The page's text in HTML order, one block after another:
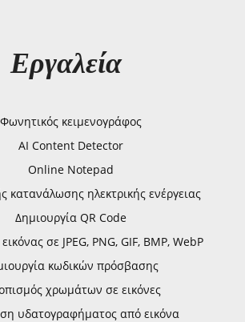
Εργαλεία
Φωνητικός κειμενογράφος
AI Content Detector
Online Notepad
κατανάλωσης ηλεκτρικής ενέργειας
Δημιουργία QR Code
σε JPEG, PNG, GIF, BMP, WebP
κωδικών πρόσβασης
χρωμάτων σε εικόνες
υδατογραφήματος από εικόνα